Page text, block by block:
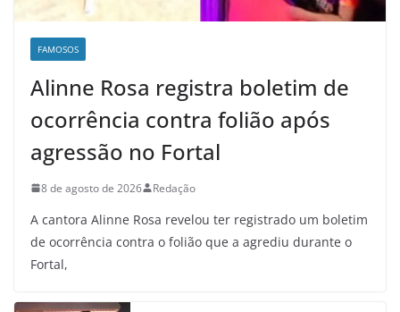
FAMOSOS
Alinne Rosa registra boletim de
ocorrência contra folião após
agressão no Fortal
8 de agosto de 2026 Redação
A cantora Alinne Rosa revelou ter registrado um boletim
de ocorrência contra o folião que a agrediu durante o
Fortal,